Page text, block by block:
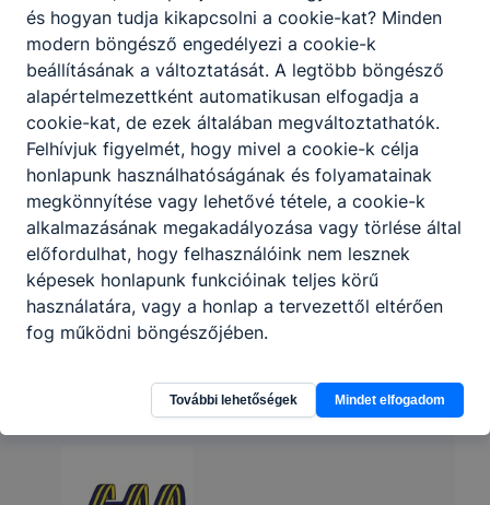
és hogyan tudja kikapcsolni a cookie-kat? Minden
modern böngésző engedélyezi a cookie-k
beállításának a változtatását. A legtöbb böngésző
alapértelmezettként automatikusan elfogadja a
cookie-kat, de ezek általában megváltoztathatók.
Felhívjuk figyelmét, hogy mivel a cookie-k célja
honlapunk használhatóságának és folyamatainak
megkönnyítése vagy lehetővé tétele, a cookie-k
alkalmazásának megakadályozása vagy törlése által
előfordulhat, hogy felhasználóink nem lesznek
képesek honlapunk funkcióinak teljes körű
használatára, vagy a honlap a tervezettől eltérően
fog működni böngészőjében.
További lehetőségek Mindet elfogadom